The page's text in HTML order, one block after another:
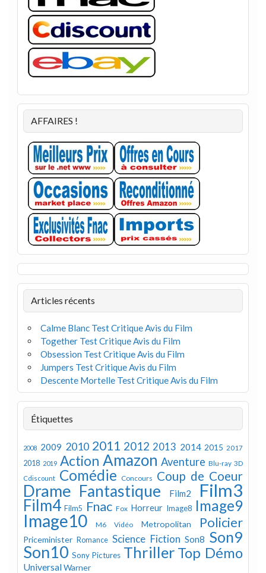
AFFAIRES !
Articles récents
Calme Blanc Test Critique Avis du Film
Together Test Critique Avis du Film
Obsession Test Critique Avis du Film
Jumpers Test Critique Avis du Film
Descente Mortelle Test Critique Avis du Film
Étiquettes
2008 2009 2010 2011 2012 2013 2014 2015 2017
2018 2019 Action Amazon Aventure Blu-ray 3D
Cdiscount Comédie Concours Coup de Coeur
Drame Fantastique Film2 Film3
Film4 Film5 Fnac Fox Horreur Image8 Image9
Image10 M6 Vidéo Metropolitan Policier
Priceminister Romance Science Fiction Son8 Son9
Son10 Sony Pictures Thriller Top Démo
UniversalWarner